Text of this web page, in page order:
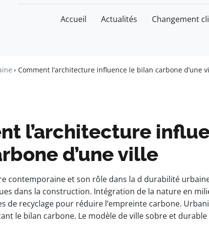
Accueil Actualités Changement
Comment l’architecture influence le bilan carbone d’une
l’architecture
d’une ville
contemporaine et son rôle dans la d durabilité
dans la construction. Intégration de la nature en
de recyclage pour réduire l’empreinte carbone.
le bilan carbone. Le modèle de ville sobre et durable